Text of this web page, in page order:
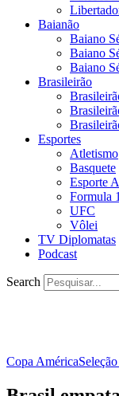
Baianão
Baiano
Baiano
Baiano
Brasileirão
Esportes
Atletismo
Basquete
Esporte
Formula 1
UFC
Vôlei
TV Diplomatas
Podcast
Search
Copa América